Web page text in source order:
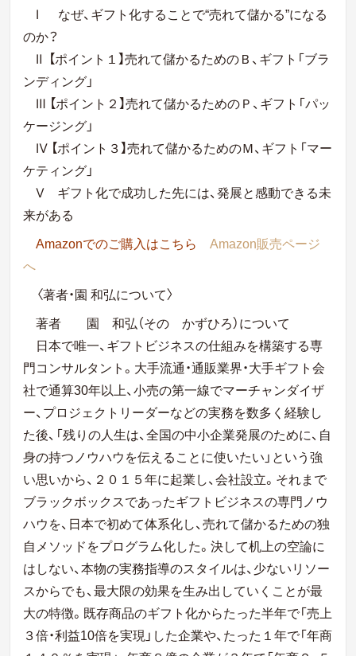
Ⅰ なぜ、ギフト化することで“売れて儲かる”になる
のか？
Ⅱ 【ポイント１】売れて儲かるためのＢ、ギフト「ブラ
ンディング」
Ⅲ 【ポイント２】売れて儲かるためのＰ、ギフト「パッ
ケージング」
Ⅳ 【ポイント３】売れて儲かるためのＭ、ギフト「マー
ケティング」
Ⅴ ギフト化で成功した先には、発展と感動できる未
来がある
Amazonでのご購入はこちら
Amazon販売ページ
へ
〈著者・園 和弘について〉
著者 園 和弘（その かずひろ）について
日本で唯一、ギフトビジネスの仕組みを構築する専
門コンサルタント。 大手流通・通販業界・大手ギフト会
社で通算30年以上、小売の第一線でマーチャンダイザ
ー、プロジェクトリーダーなどの実務を数多く経験し
た後、「残りの人生は、全国の中小企業発展のために、自
身の持つノウハウを伝えることに使いたい」という強
い思いから、２０１５年に起業し、会社設立。それまで
ブラックボックスであったギフトビジネスの専門ノウ
ハウを、日本で初めて体系化し、売れて儲かるための独
自メソッドをプログラム化した。決して机上の空論に
はしない、本物の実務指導のスタイルは、少ないリ ソー
スからでも、最大限の効果を生み出していくことが最
大の特徴。 既存商品のギフト化からたった半年で「売上
３倍・利益10倍を実現」した企業や、たった１年で「年商